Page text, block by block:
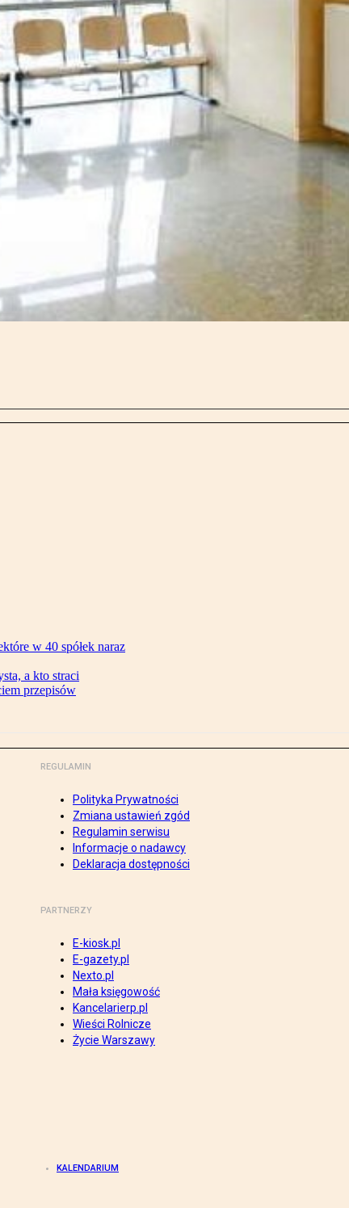
w 40 spółek naraz
a kto straci
przepisów
REGULAMIN
Polityka Prywatności
Zmiana ustawień zgód
Regulamin serwisu
Informacje o nadawcy
Deklaracja dostępności
PARTNERZY
E-kiosk.pl
E-gazety.pl
Nexto.pl
Mała księgowość
Kancelarierp.pl
Wieści Rolnicze
Życie Warszawy
KALENDARIUM